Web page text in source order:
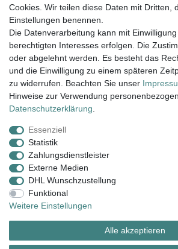
Versand innerhalb 24h,
14 Tage
Versandkostenfrei ab
Armbanduhr Damen,
Impressum
Widerrufs­recht
Cookies. Wir teilen diese Daten mit Dritten,
Einstellungen benennen.
Die Datenverarbeitung kann mit
berechtigten Interesses erfolgen. Die
oder abgelehnt werden. Es besteht das
und die Einwilligung zu einem späteren
zu widerrufen. Beachten Sie unser
Hinweise zur Verwendung
Daten­schutz­erklärung
Essenziell
Statistik
Zahlungsdienstleister
Externe Medien
DHL Wunschzustellung
Funktional
Weitere Einstellungen
Alle akzeptieren